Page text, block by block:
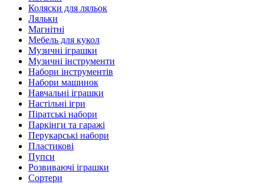
Коляски для ляльок
Ляльки
Магнітні
Мебель для кукол
Музичні іграшки
Музичні інструменти
Набори інструментів
Набори машинок
Навчальні іграшки
Настільні ігри
Піратські набори
Паркінги та гаражі
Перукарські набори
Пластикові
Пупси
Розвиваючі іграшки
Сортери